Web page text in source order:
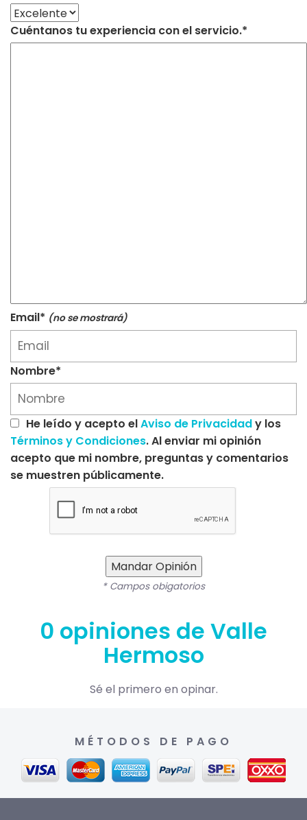
Cuéntanos tu experiencia con el servicio.*
Email* (no se mostrará)
Nombre*
He leído y acepto elAviso de Privacidady los
Términos y Condiciones. Al enviar mi opinión
acepto que mi nombre, preguntas y comentarios
se muestren públicamente.
Mandar Opinión
* Campos obigatorios
0 opiniones de Valle
Hermoso
Sé el primero en opinar.
MÉTODOS DE PAGO